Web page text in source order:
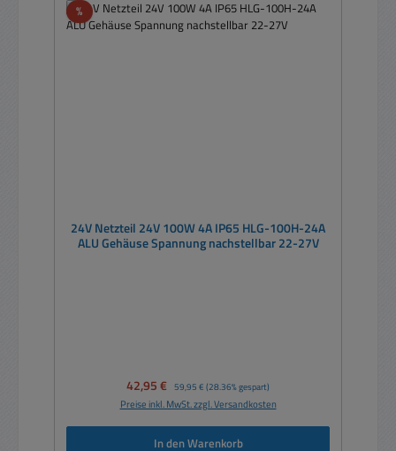
%Rabatt
24V Netzteil 24V 100W 4A IP65 HLG-100H-24A
ALU Gehäuse Spannung nachstellbar 22-27V
Verkaufspreis:
42,95 € Regulärer Preis:
59,95 € (28.36% gespart)
Preise inkl. MwSt. zzgl. Versandkosten
In den Warenkorb